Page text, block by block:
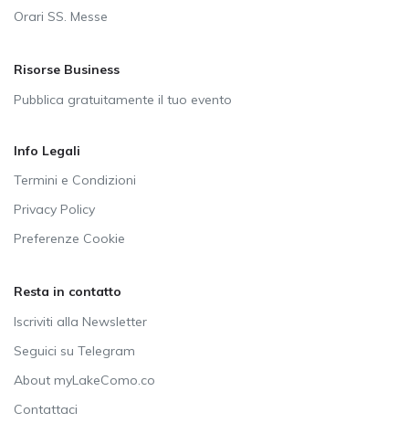
Orari SS. Messe
Risorse Business
Pubblica gratuitamente il tuo evento
Info Legali
Termini e Condizioni
Privacy Policy
Preferenze Cookie
Resta in contatto
Iscriviti alla Newsletter
Seguici su Telegram
About myLakeComo.co
Contattaci